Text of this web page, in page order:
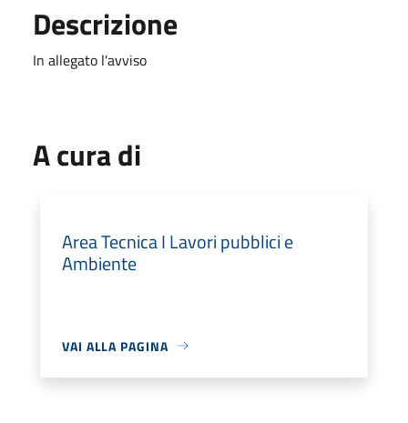
Descrizione
In allegato l'avviso
A cura di
Area Tecnica I Lavori pubblici e
Ambiente
VAI ALLA PAGINA